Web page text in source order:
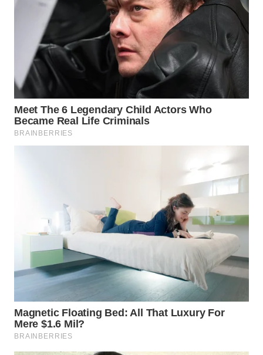
WN
PAKPAK
WN
KARAWANG
BEKASI
WN
TAPANULI
UTARA
WN
WN
PADANG
LAWAS